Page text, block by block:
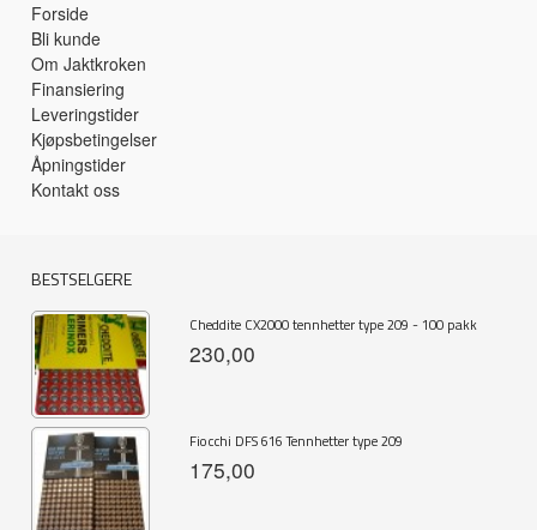
Forside
Bli kunde
Om Jaktkroken
Finansiering
Leveringstider
Kjøpsbetingelser
Åpningstider
Kontakt oss
BESTSELGERE
Cheddite CX2000 tennhetter type 209 - 100 pakk
230,00
Fiocchi DFS 616 Tennhetter type 209
175,00